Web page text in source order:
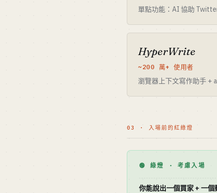
單點功能：AI 協助
HyperWrite
~200 萬+ 使用者
瀏覽器上下文寫作助手 +
03 · 入場前的紅綠燈
🟢 綠燈 · 考慮入場
你能說出一個買家 + 一個